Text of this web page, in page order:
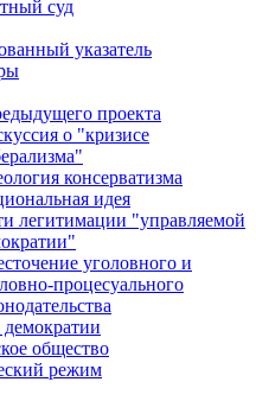
суд
указатель
проекта
о "кризисе
консерватизма
идея
легитимации "управляемой
уголовного и
процесуального
общество
режим